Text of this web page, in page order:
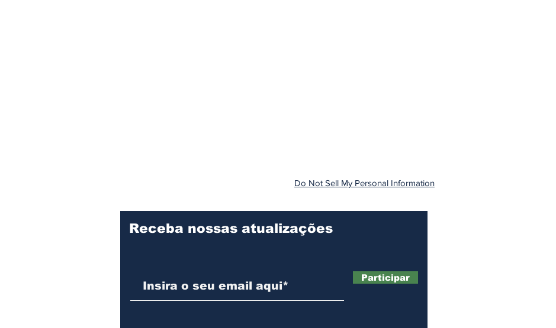
Do Not Sell My Personal Information
Receba nossas atualizações
Participar